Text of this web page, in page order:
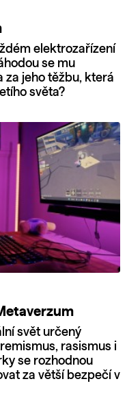
elektrozařízení
se mu
za jeho těžbu, která
světa?
svět určený
rasismus i
se rozhodnou
za větší bezpečí v